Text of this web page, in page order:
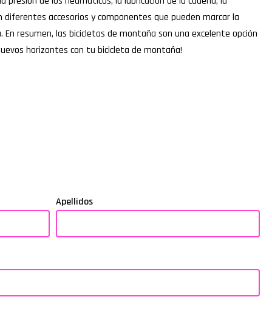
accesorios y componentes que pueden marcar la
resumen, las bicicletas de montaña son una excelente opción
horizontes con tu bicicleta de montaña!
Apellidos